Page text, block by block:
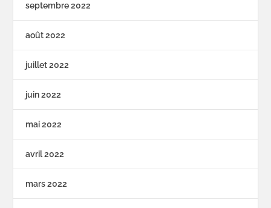
septembre 2022
août 2022
juillet 2022
juin 2022
mai 2022
avril 2022
mars 2022